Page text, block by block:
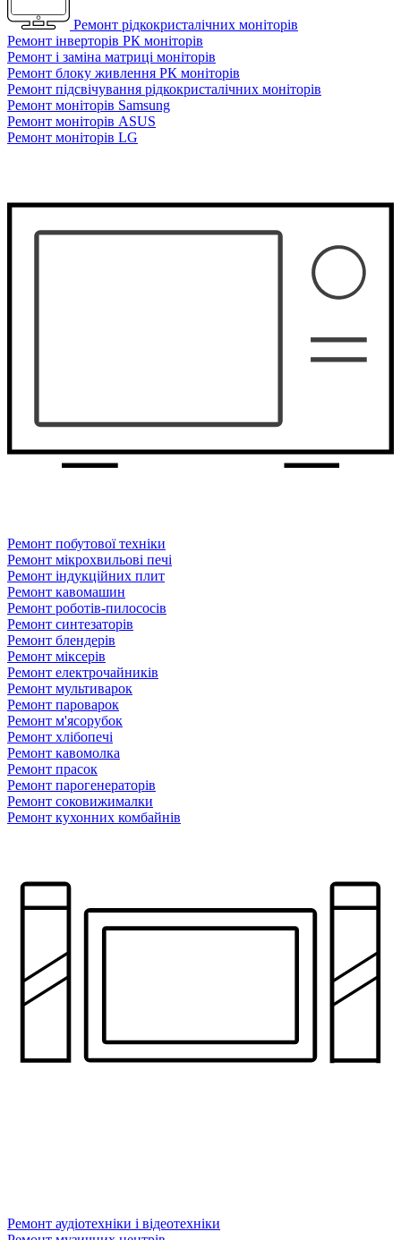
Ремонт рідкокристалічних моніторів
Ремонт інверторів РК моніторів
Ремонт і заміна матриці моніторів
Ремонт блоку живлення РК моніторів
Ремонт підсвічування рідкокристалічних моніторів
Ремонт моніторів Samsung
Ремонт моніторів ASUS
Ремонт моніторів LG
Ремонт побутової техніки
Ремонт мікрохвильові печі
Ремонт індукційних плит
Ремонт кавомашин
Ремонт роботів-пилососів
Ремонт синтезаторів
Ремонт блендерiв
Ремонт мiксерiв
Ремонт електрочайників
Ремонт мультиварок
Ремонт пароварок
Ремонт м'ясорубок
Ремонт хлiбопечi
Ремонт кавомолка
Ремонт прасок
Ремонт парогенераторiв
Ремонт соковижималки
Ремонт кухонних комбайнів
Ремонт аудіотехніки і відеотехніки